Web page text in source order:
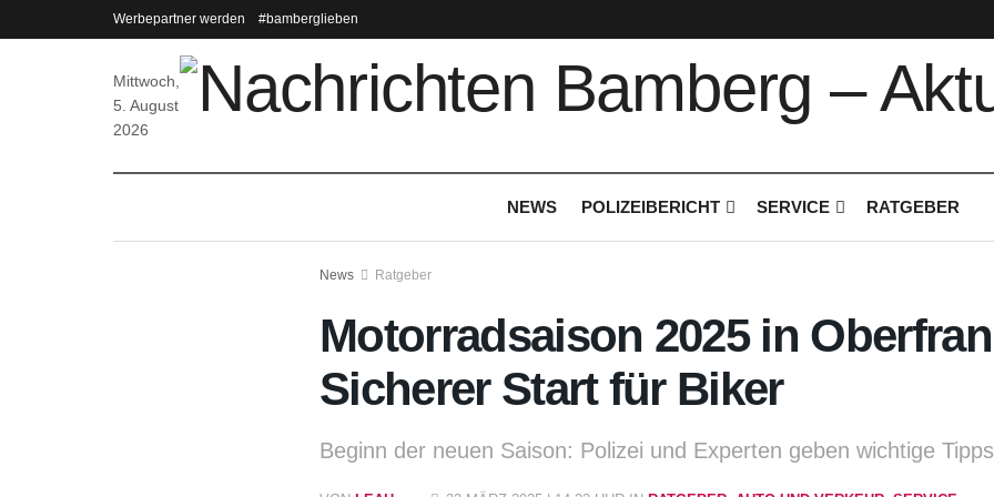
Werbepartner werden #bamberglieben
Mittwoch,
5. August
2026
NEWS POLIZEIBERICHT SERVICE RATGEBER
News Ratgeber
Motorradsaison 2025 in
Sicherer Start für Biker
Beginn der neuen Saison: Polizei und Experten geben wichtige Tipps